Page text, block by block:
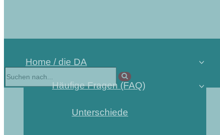
Home / die DA
Häufige Fragen (FAQ)
Unterschiede